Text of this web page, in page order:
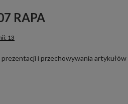
RAPA
13
prezentacji i przechowywania